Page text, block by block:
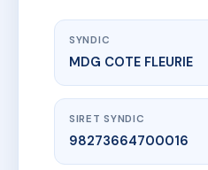
SYNDIC
MDG COTE FLEURIE
SIRET SYNDIC
98273664700016